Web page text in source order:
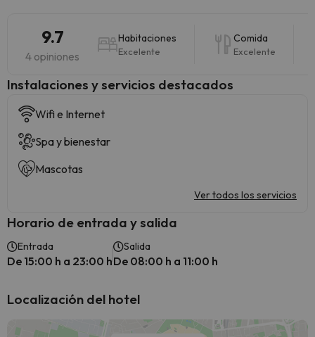
9.7
4 opiniones
Habitaciones
Excelente
Comida
Excelente
Instalaciones y servicios destacados
Wifi e Internet
Spa y bienestar
Mascotas
Ver todos los servicios
Horario de entrada y salida
Entrada
De 15:00 h a 23:00 h
Salida
De 08:00 h a 11:00 h
Localización del hotel